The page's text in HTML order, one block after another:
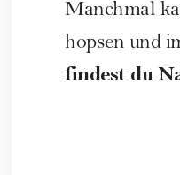
Manchmal
hopsen und
findest du